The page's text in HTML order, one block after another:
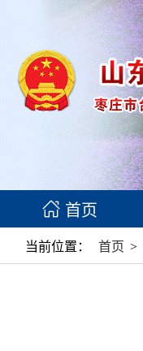
首页
当前位置： 首页 >